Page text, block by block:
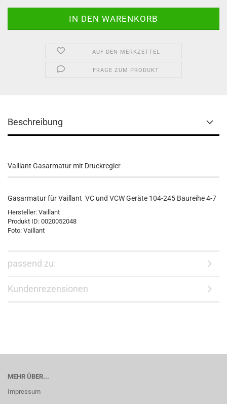
AUF DEN MERKZETTEL
FRAGE ZUM PRODUKT
Beschreibung
Vaillant Gasarmatur mit Druckregler
Gasarmatur für Vaillant VC und VCW Geräte 104-245 Baureihe 4-7
Hersteller: Vaillant
Produkt ID: 0020052048
Foto: Vaillant
passend zu:
Kundenrezensionen
MEHR ÜBER...
Impressum